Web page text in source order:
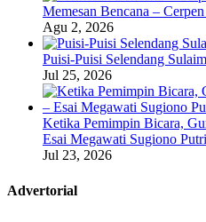
Memesan Bencana –
Agu 2, 2026
Puisi-Puisi Selendang
Jul 25, 2026
Ketika Pemimpin Bicara,
Esai Megawati Sugiono Putri
Jul 23, 2026
Advertorial